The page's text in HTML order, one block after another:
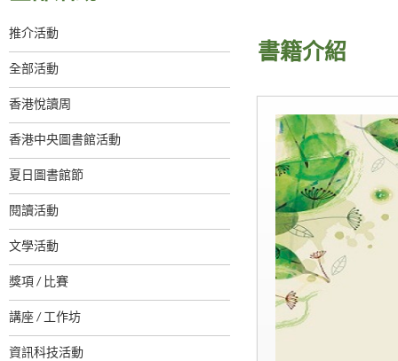
推介活動
全部活動
香港悅讀周
香港中央圖書館活動
夏日圖書館節
閱讀活動
文學活動
獎項 / 比賽
講座 / 工作坊
資訊科技活動
書籍介紹